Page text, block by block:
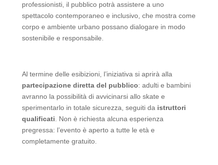
professionisti, il pubblico potrà assistere a uno
spettacolo contemporaneo e inclusivo, che mostra come
corpo e ambiente urbano possano dialogare in modo
sostenibile e responsabile.
Al termine delle esibizioni, l’iniziativa si aprirà alla
partecipazione diretta del pubblico: adulti e bambini
avranno la possibilità di avvicinarsi allo skate e
sperimentarlo in totale sicurezza, seguiti da istruttori
qualificati. Non è richiesta alcuna esperienza
pregressa: l’evento è aperto a tutte le età e
completamente gratuito.